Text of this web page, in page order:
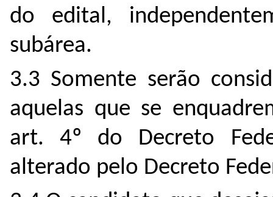
do edital,
subárea.
3.3 Somente serão
aquelas que se
art. 4º do Decreto
alterado pelo Decreto